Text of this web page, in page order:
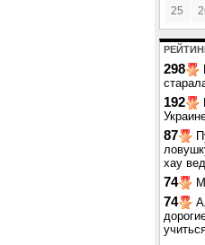
25
298
192
87
хау
74
74